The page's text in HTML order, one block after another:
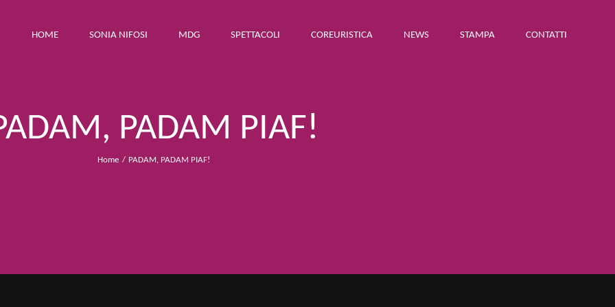
HOME SONIA NIFOSI MDG SPETTACOLI COREURISTICA NEWS STAMPA CONTATTI
PADAM PIAF!
Home PADAM, PADAM PIAF!